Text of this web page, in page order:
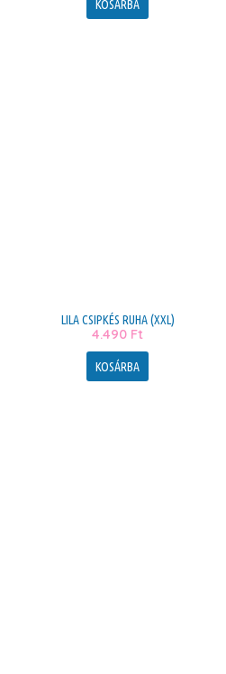
KOSÁRBA
LILA CSIPKÉS RUHA (XXL)
4.490 Ft
KOSÁRBA